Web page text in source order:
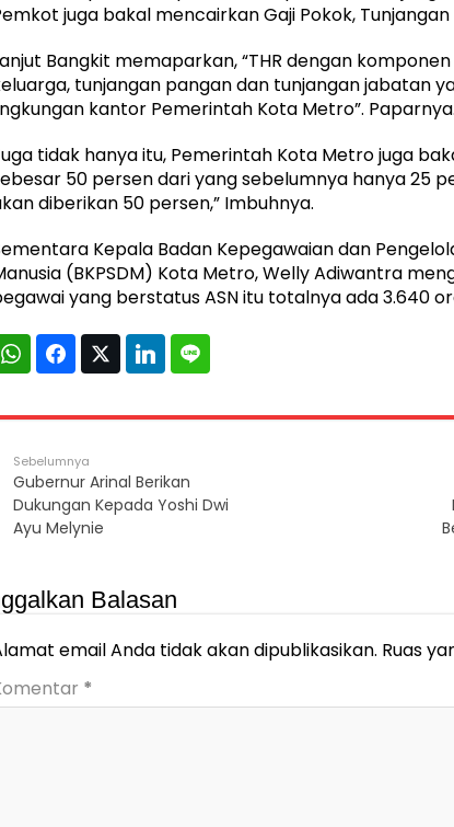
juga bakal mencairkan Gaji Pokok, Tunjangan
Bangkit memaparkan, “THR dengan
tunjangan pangan dan tunjangan jabatan
kantor Pemerintah Kota Metro”. Paparnya.
tidak hanya itu, Pemerintah Kota Metro juga
50 persen dari yang sebelumnya hanya 25
diberikan 50 persen,” Imbuhnya.
Kepala Badan Kepegawaian dan
(BKPSDM) Kota Metro, Welly Adiwantra
yang berstatus ASN itu totalnya ada 3.640
Sebelumnya
Gubernur Arinal Berikan
Dukungan Kepada Yoshi Dwi
Ayu Melynie
Balasan
email Anda tidak akan dipublikasikan. Ruas
*